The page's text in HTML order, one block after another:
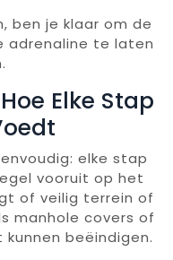
ben je klaar om de
te laten
Elke Stap
elke stap
vooruit op het
of veilig terrein of
manhole covers of
beëindigen.